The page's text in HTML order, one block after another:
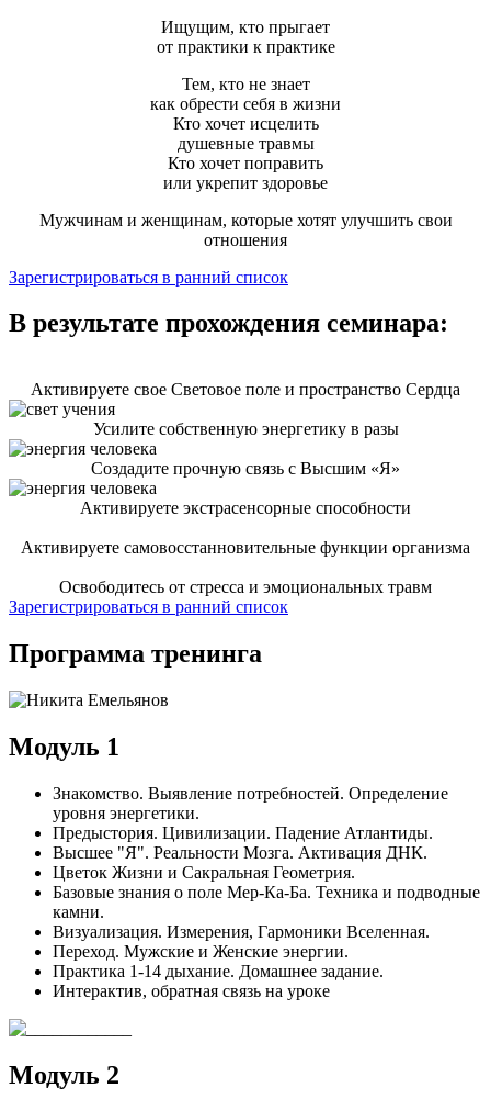
Ищущим, кто прыгает
от практики к практике
Тем, кто не знает
как обрести себя в жизни
Кто хочет исцелить
душевные травмы
Кто хочет поправить
или укрепит здоровье
Мужчинам и женщинам, которые хотят улучшить свои
отношения
Зарегистрироваться в ранний список
В результате прохождения семинара:
Активируете свое Световое поле и пространство Сердца
Усилите собственную энергетику в разы
Создадите прочную связь с Высшим «Я»
Активируете экстрасенсорные способности
Активируете самовосстанновительные функции организма
Освободитесь от стресса и эмоциональных травм
Зарегистрироваться в ранний список
Программа тренинга
Модуль 1
Знакомство. Выявление потребностей. Определение
уровня энергетики.
Предыстория. Цивилизации. Падение Атлантиды.
Высшее "Я". Реальности Мозга. Активация ДНК.
Цветок Жизни и Сакральная Геометрия.
Базовые знания о поле Мер-Ка-Ба. Техника и подводные
камни.
Визуализация. Измерения, Гармоники Вселенная.
Переход. Мужские и Женские энергии.
Практика 1-14 дыхание. Домашнее задание.
Интерактив, обратная связь на уроке
Модуль 2